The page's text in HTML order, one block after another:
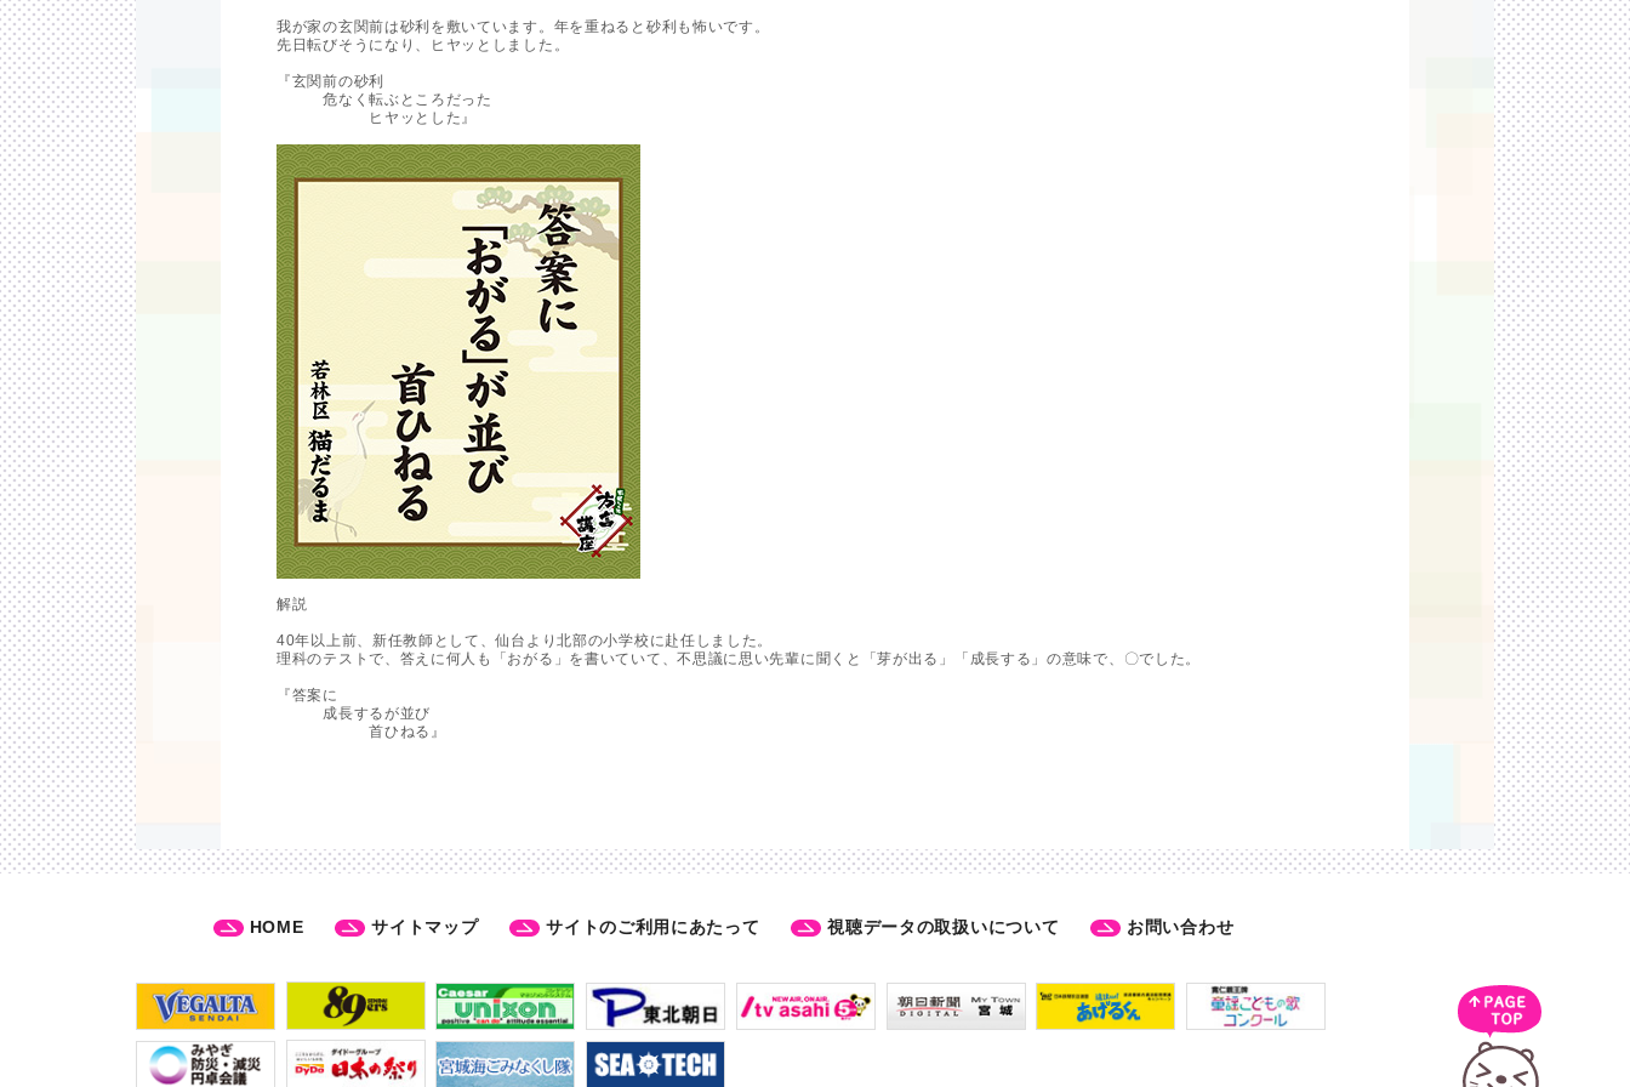
我が家の玄関前は砂利を敷いています。年を重ねると砂利も怖いです。
先日転びそうになり、ヒヤッとしました。
『玄関前の砂利
危なく転ぶところだった
ヒヤッとした』
解説
40年以上前、新任教師として、仙台より北部の小学校に赴任しました。
理科のテストで、答えに何人も「おがる」を書いていて、不思議に思い先輩に聞くと「芽が出る」「成長する」の意味で、〇でした。
『答案に
成長するが並び
首ひねる』
HOME サイトマップ サイトのご利用にあたって 視聴データの取扱いについて お問い合わせ